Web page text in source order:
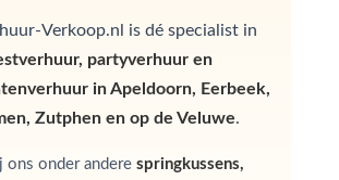
Verkoop.nl is dé specialist in
partyverhuur en
in Apeldoorn, Eerbeek,
Zutphen en op de Veluwe.
ons onder andere springkussens,